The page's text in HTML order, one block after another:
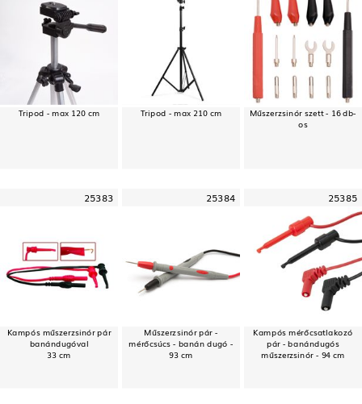
Tripod - max 120 cm Tripod - max 210 cm
Műszerzsinór szett - 16 db-
os
25383
Kampós műszerzsinór pár
banándugóval
33 cm
25384
Műszerzsinór pár -
mérőcsúcs - banán dugó -
93 cm
25385
Kampós mérőcsatlakozó
pár - banándugós
műszerzsinór - 94 cm